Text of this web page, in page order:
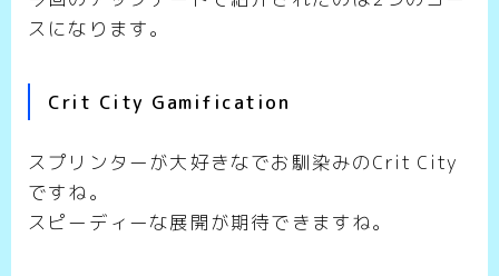
スになります。
Crit City Gamification
スプリンターが大好きなでお馴染みのCrit City
ですね。
スピーディーな展開が期待できますね。